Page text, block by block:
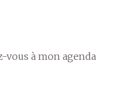
vous à mon agenda